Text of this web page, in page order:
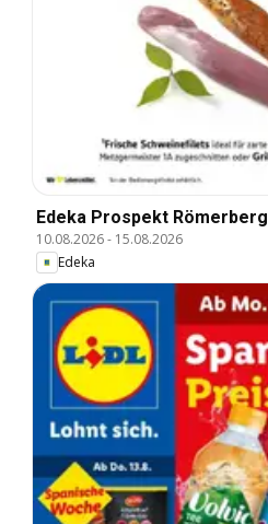
Edeka Prospekt Römerberg
10.08.2026- 15.08.2026
Edeka